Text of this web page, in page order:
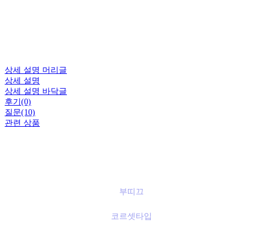
상세 설명 머리글
상세 설명
상세 설명 바닥글
후기(0)
질문(10)
관련 상품
부띠끄
코르셋타입